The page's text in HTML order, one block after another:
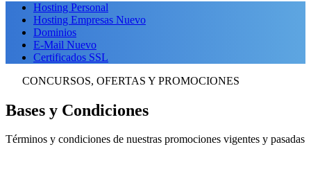
Hosting Personal
Hosting Empresas Nuevo
Dominios
E-Mail Nuevo
Certificados SSL
CONCURSOS, OFERTAS Y PROMOCIONES
Bases y Condiciones
Términos y condiciones de nuestras promociones vigentes y pasadas